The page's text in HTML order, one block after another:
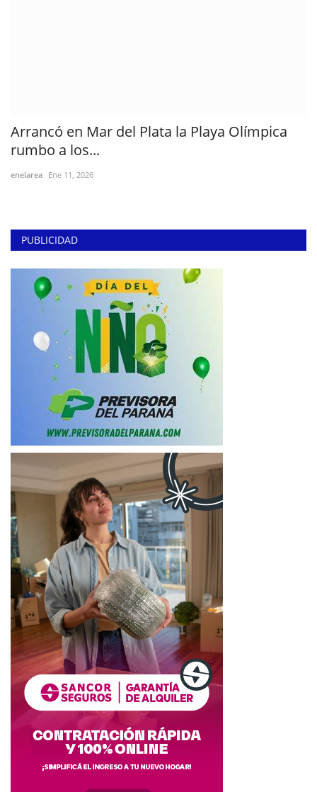
Arrancó en Mar del Plata la Playa Olímpica
rumbo a los...
enelarea Ene 11, 2026
PUBLICIDAD